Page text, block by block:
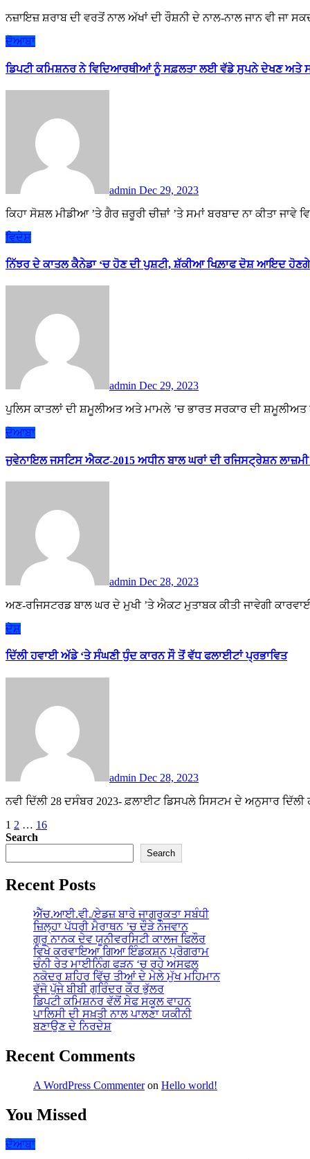
ਨਜ਼ਾਇਜ਼ ਸ਼ਰਾਬ ਦੀ ਵਰਤੋਂ ਨਾਲ ਅੱਖਾਂ ਦੀ ਰੌਸ਼ਨੀ ਦੇ ਨਾਲ-ਨਾਲ ਜਾਨ ਵੀ ਜਾ
ਦੋਆਬਾ
ਡਿਪਟੀ ਕਮਿਸ਼ਨਰ ਨੇ ਵਿਦਿਆਰਥੀਆਂ ਨੂੰ ਸਫ਼ਲਤਾ ਲਈ ਵੱਡੇ ਸੁਪਨੇ ਦੇਖਣ ਅਤੇ
admin Dec 29, 2023
ਕਿਹਾ ਸੋਸ਼ਲ ਮੀਡੀਆ ’ਤੇ ਗੈਰ ਜ਼ਰੂਰੀ ਚੀਜ਼ਾਂ ’ਤੇ ਸਮਾਂ ਬਰਬਾਦ ਨਾ ਕੀਤਾ
ਵਿਦੇਸ਼
ਨਿੱਝਰ ਦੇ ਕਾਤਲ ਕੈਨੇਡਾ ‘ਚ ਹੋਣ ਦੀ ਪੁਸ਼ਟੀ, ਸ਼ੱਕੀਆ ਖਿਲ਼ਾਫ ਦੋਸ਼ ਆਇਦ ਹੋਣਗੇ
admin Dec 29, 2023
ਪੁਲਿਸ ਕਾਤਲਾਂ ਦੀ ਸ਼ਮੂਲੀਅਤ ਅਤੇ ਮਾਮਲੇ ’ਚ ਭਾਰਤ ਸਰਕਾਰ ਦੀ ਸ਼ਮੂਲੀਅਤ
ਦੋਆਬਾ
ਜੁਵੇਨਾਇਲ ਜਸਟਿਸ ਐਕਟ-2015 ਅਧੀਨ ਬਾਲ ਘਰਾਂ ਦੀ ਰਜਿਸਟ੍ਰੇਸ਼ਨ ਲਾਜ਼ਮੀ
admin Dec 28, 2023
ਅਣ-ਰਜਿਸਟਰਡ ਬਾਲ ਘਰ ਦੇ ਮੁਖੀ ’ਤੇ ਐਕਟ ਮੁਤਾਬਕ ਕੀਤੀ ਜਾਵੇਗੀ
ਦੇਸ਼
ਦਿੱਲੀ ਹਵਾਈ ਅੱਡੇ ‘ਤੇ ਸੰਘਣੀ ਧੁੰਦ ਕਾਰਨ ਸੌ ਤੋਂ ਵੱਧ ਫਲਾਈਟਾਂ ਪ੍ਰਭਾਵਿਤ
admin Dec 28, 2023
ਨਵੀ ਦਿੱਲੀ 28 ਦਸੰਬਰ 2023- ਫ਼ਲਾਈਟ ਡਿਸਪਲੇ ਸਿਸਟਮ ਦੇ ਅਨੁਸਾਰ
Posts
pagination
1 2 … 16
Search
Search
Recent Posts
ਐੱਚ.ਆਈ.ਵੀ./ਏਡਜ਼ ਬਾਰੇ ਜਾਗਰੂਕਤਾ ਸਬੰਧੀ
ਜ਼ਿਲ੍ਹਾ ਪੱਧਰੀ ਮੈਰਾਥਨ ’ਚ ਦੌੜੇ ਨੌਜਵਾਨ
ਗੁਰੂ ਨਾਨਕ ਦੇਵ ਯੂਨੀਵਰਸਿਟੀ ਕਾਲਜ ਫਿਲੌਰ
ਵਿਖੇ ਕਰਵਾਇਆ ਗਿਆ ਇੰਡਕਸ਼ਨ ਪ੍ਰੋਗਰਾਮ
ਚੰਨੀ ਰੇਤ ਮਾਈਨਿੰਗ ਫੜਨ ‘ਚ ਰਹੇ ਅਸਫਲ
ਨਕੋਦਰ ਸ਼ਹਿਰ ਵਿੱਚ ਤੀਆਂ ਦੇ ਮੇਲੇ ਮੁੱਖ ਮਹਿਮਾਨ
ਵੱਜੋ ਪੁੱਜੇ ਬੀਬੀ ਗੁਰਿੰਦਰ ਕੌਰ ਭੁੱਲਰ
ਡਿਪਟੀ ਕਮਿਸ਼ਨਰ ਵੱਲੋਂ ਸੇਫ ਸਕੂਲ ਵਾਹਨ
ਪਾਲਿਸੀ ਦੀ ਸਖ਼ਤੀ ਨਾਲ ਪਾਲਣਾ ਯਕੀਨੀ
ਬਣਾਉਣ ਦੇ ਨਿਰਦੇਸ਼
Recent Comments
A WordPress Commenteron Hello world!
You Missed
ਦੋਆਬਾ